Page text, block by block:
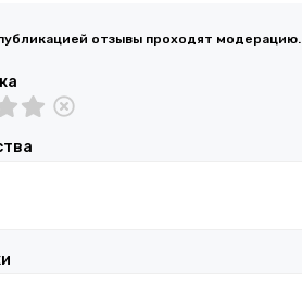
отзывы проходят модерацию.